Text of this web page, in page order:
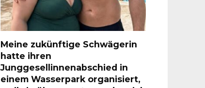
Meine zukünftige Schwägerin
hatte ihren
Junggesellinnenabschied in
einem Wasserpark organisiert,